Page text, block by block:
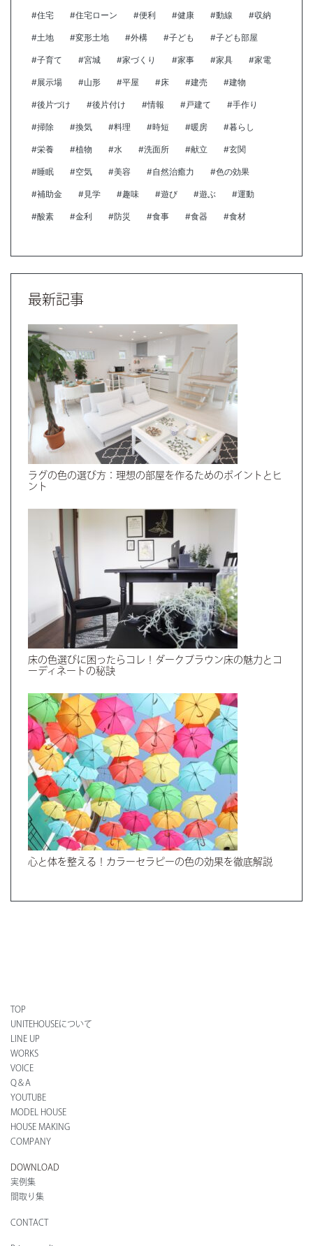
#住宅 #住宅ローン #便利 #健康 #動線 #収納
#土地 #変形土地 #外構 #子ども #子ども部屋
#子育て #宮城 #家づくり #家事 #家具 #家電
#展示場 #山形 #平屋 #床 #建売 #建物
#後片づけ #後片付け #情報 #戸建て #手作り
#掃除 #換気 #料理 #時短 #暖房 #暮らし
#栄養 #植物 #水 #洗面所 #献立 #玄関
#睡眠 #空気 #美容 #自然治癒力 #色の効果
#補助金 #見学 #趣味 #遊び #遊ぶ #運動
#酸素 #金利 #防災 #食事 #食器 #食材
最新記事
ラグの色の選び方：理想の部屋を作るためのポイントとヒ
ント
床の色選びに困ったらコレ！ダークブラウン床の魅力とコ
ーディネートの秘訣
心と体を整える！カラーセラピーの色の効果を徹底解説
TOP
UNITEHOUSEについて
LINE UP
WORKS
VOICE
Q＆A
YOUTUBE
MODEL HOUSE
HOUSE MAKING
COMPANY
DOWNLOAD
実例集
間取り集
CONTACT